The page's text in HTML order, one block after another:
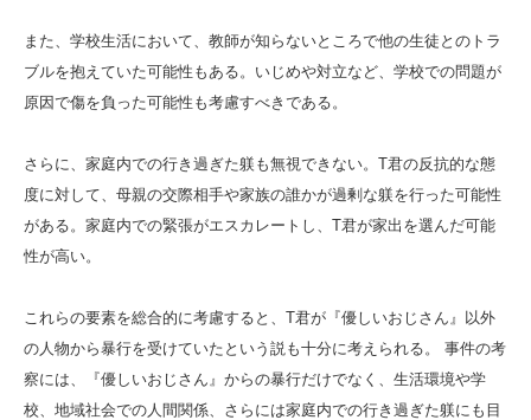
また、学校生活において、教師が知らないところで他の生徒とのトラ
ブルを抱えていた可能性もある。いじめや対立など、学校での問題が
原因で傷を負った可能性も考慮すべきである。
さらに、家庭内での行き過ぎた躾も無視できない。T君の反抗的な態
度に対して、母親の交際相手や家族の誰かが過剰な躾を行った可能性
がある。家庭内での緊張がエスカレートし、T君が家出を選んだ可能
性が高い。
これらの要素を総合的に考慮すると、T君が『優しいおじさん』以外
の人物から暴行を受けていたという説も十分に考えられる。 事件の考
察には、『優しいおじさん』からの暴行だけでなく、生活環境や学
校、地域社会での人間関係、さらには家庭内での行き過ぎた躾にも目